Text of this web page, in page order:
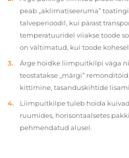
peab „aklimatiseeruma”
talveperioodil, kui pärast
temperatuuridel viiakse toode
on vältimatud, kui toode
Ärge hoidke liimpuitkilpi väga
teostatakse „märgi”
kittimine, tasanduskihtide
Liimpuitkilpe tuleb hoida
ruumides, horisontaalsetes
pehmendatud alusel.